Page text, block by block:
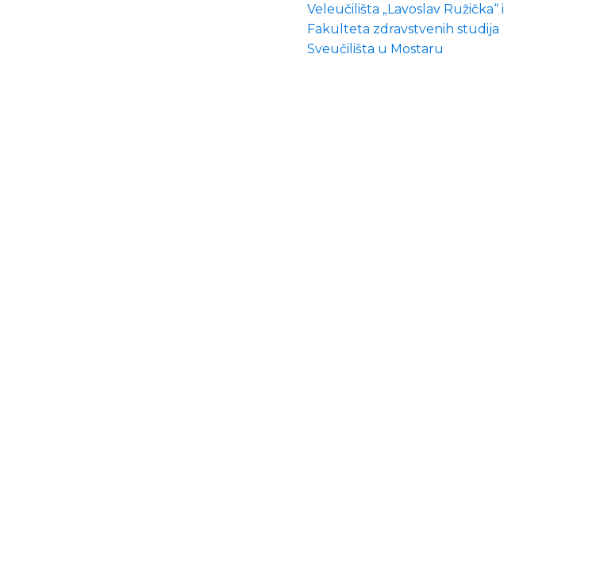
Veleučilišta „Lavoslav Ružička“ i
Fakulteta zdravstvenih studija
Sveučilišta u Mostaru